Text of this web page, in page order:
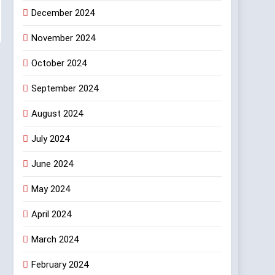
December 2024
November 2024
October 2024
September 2024
August 2024
July 2024
June 2024
May 2024
April 2024
March 2024
February 2024